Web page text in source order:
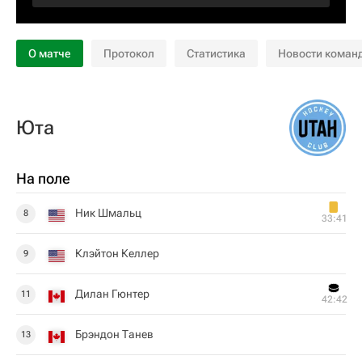
О матче Протокол Статистика Новости
Юта
На поле
8 Ник Шмальц 33:41
9 Клэйтон Келлер
11 Дилан Гюнтер 42:42
13 Брэндон Танев